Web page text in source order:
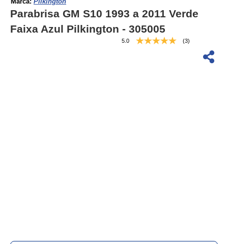
Parabrisa GM S10 1993 a 2011 Verde
Faixa Azul Pilkington - 305005
5.0 (3)